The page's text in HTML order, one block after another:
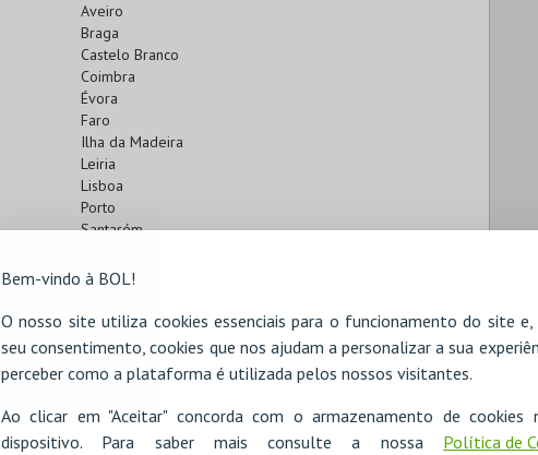
Bem-vindo à BOL!
O nosso site utiliza cookies essenciais para o funcionamento do site
seu consentimento, cookies que nos ajudam a personalizar a sua
perceber como a plataforma é utilizada pelos nossos visitantes.
Ao clicar em "Aceitar" concorda com o armazenamento de cookies
dispositivo. Para saber mais consulte a nossa Política de
Aveiro
Braga
Castelo Branco
Coimbra
Évora
Faro
Ilha da Madeira
Leiria
Lisboa
Porto
Santarém
Viana do Castelo
Viseu
Lisboa
Porto